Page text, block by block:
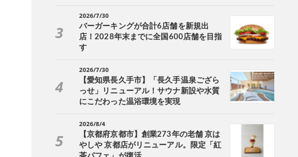
2026/7/30
バーガーキングが合計6店舗を新規出
店！2028年末までに全国600店舗を目指
す
2026/7/30
【愛知県長久手市】「長久手温泉ござら
っせ」リニューアル！サウナ新設や水質
にこだわった温浴環境を実現
2026/8/4
【京都府京都市】創業273年の老舗 京は
やしや 京都店がリニューアル。限定「紅